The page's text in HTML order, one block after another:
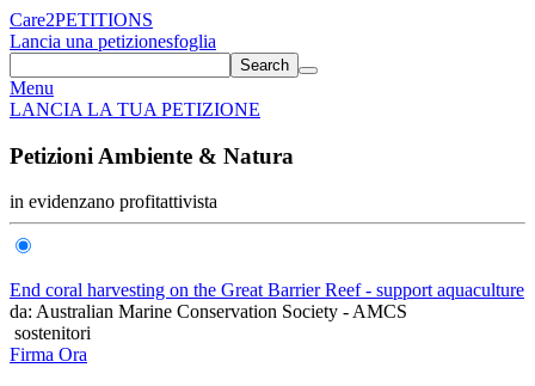
Care2PETITIONS
Lancia una petizionesfoglia
Search
Menu
LANCIA LA TUA PETIZIONE
Petizioni Ambiente & Natura
in evidenzano profitattivista
End coral harvesting on the Great Barrier Reef - support aquaculture
da: Australian Marine Conservation Society - AMCS
sostenitori
Firma Ora